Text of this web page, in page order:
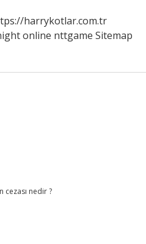
harrykotlar.com.tr
online nttgame Sitemap
cezası nedir ?